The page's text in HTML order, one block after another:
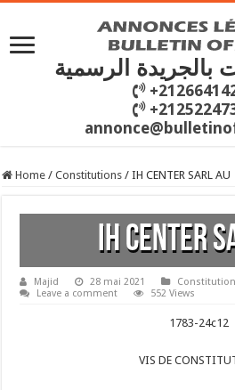
بالجريدة الرسمية
Home / Constitutions / IH CENTER SARL AU
IH CENTER
Majid 28 mai 2021
Leave a comment
552 Views
1783-24c12
VIS DE